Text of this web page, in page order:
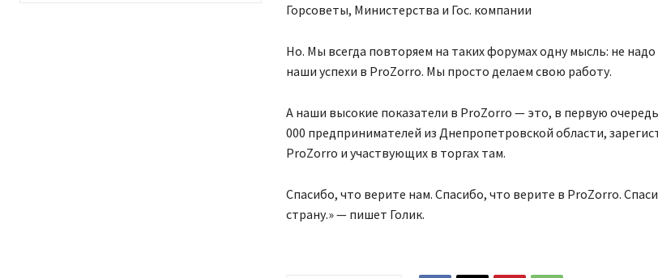
Горсоветы, Министерства и Гос. компании
Но. Мы всегда повторяем на таких форумах одну мысль: не
наши успехи в ProZorro. Мы просто делаем свою работу.
А наши высокие показатели в ProZorro — это, в первую очередь,
000 предпринимателей из Днепропетровской области,
ProZorro и участвующих в торгах там.
Спасибо, что верите нам. Спасибо, что верите в ProZorro.
страну.» — пишет Голик.